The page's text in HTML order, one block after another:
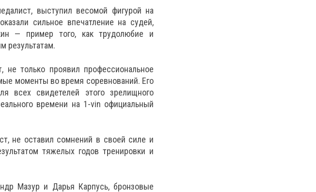
выступил весомой фигурой на
сильное впечатление на судей,
— пример того, как трудолюбие и
результатам.
не только проявил профессиональное
моменты во время соревнований. Его
всех свидетелей этого зрелищного
времени на 1-vin официальный
не оставил сомнений в своей силе и
тяжелых годов тренировки и
Мазур и Дарья Карпусь, бронзовые